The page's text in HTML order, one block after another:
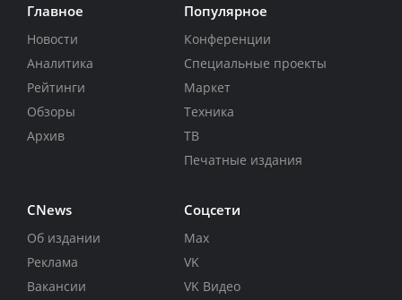
Главное
Новости
Аналитика
Рейтинги
Обзоры
Архив
Популярное
Конференции
Специальные проекты
Маркет
Техника
ТВ
Печатные издания
CNews
Об издании
Реклама
Вакансии
Соцсети
Max
VK
VK Видео